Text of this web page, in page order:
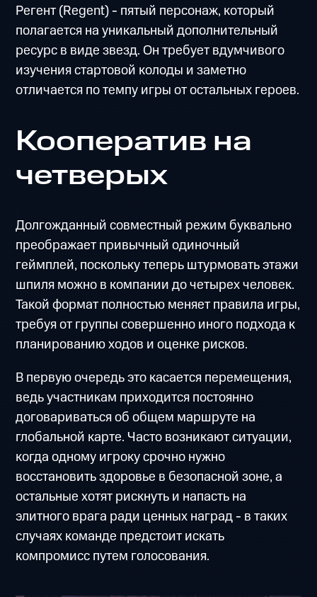
Регент (Regent) - пятый персонаж, который
полагается на уникальный дополнительный
ресурс в виде звезд. Он требует вдумчивого
изучения стартовой колоды и заметно
отличается по темпу игры от остальных героев.
Кооператив на
четверых
Долгожданный совместный режим буквально
преображает привычный одиночный
геймплей, поскольку теперь штурмовать этажи
шпиля можно в компании до четырех человек.
Такой формат полностью меняет правила игры,
требуя от группы совершенно иного подхода к
планированию ходов и оценке рисков.
В первую очередь это касается перемещения,
ведь участникам приходится постоянно
договариваться об общем маршруте на
глобальной карте. Часто возникают ситуации,
когда одному игроку срочно нужно
восстановить здоровье в безопасной зоне, а
остальные хотят рискнуть и напасть на
элитного врага ради ценных наград - в таких
случаях команде предстоит искать
компромисс путем голосования.